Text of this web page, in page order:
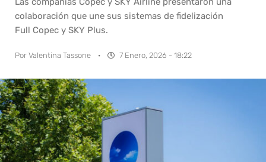
colaboración que une sus sistemas de fidelización
Full Copec y SKY Plus.
Por Valentina Tassone · 7 Enero, 2026 - 18:22